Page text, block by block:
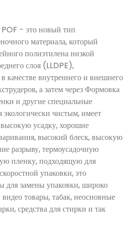
POF - это новый тип
материала, который
полиэтилена низкой
слоя (LLDPE),
качестве внутреннего и внешнего
а затем через Формовка
и другие специальные
экологически чистым, имеет
усадку, хорошие
высокий блеск, высокую
разрыву, термоусадочную
пленку, подходящую для
упаковки, это
для замены упаковки, широко
товары, табак, неосновные
средства для стирки и так